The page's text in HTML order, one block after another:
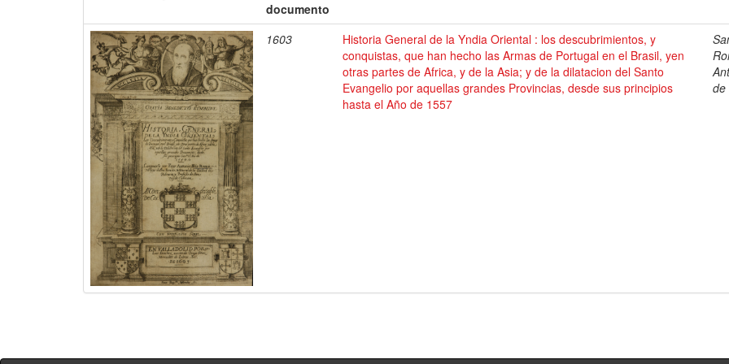
documento
1603
Historia General de la Yndia Oriental : los descubrimientos, y
conquistas, que han hecho las Armas de Portugal en el Brasil, yen
otras partes de Africa, y de la Asia; y de la dilatacion del Santo
Evangelio por aquellas grandes Provincias, desde sus principios
hasta el Año de 1557
de